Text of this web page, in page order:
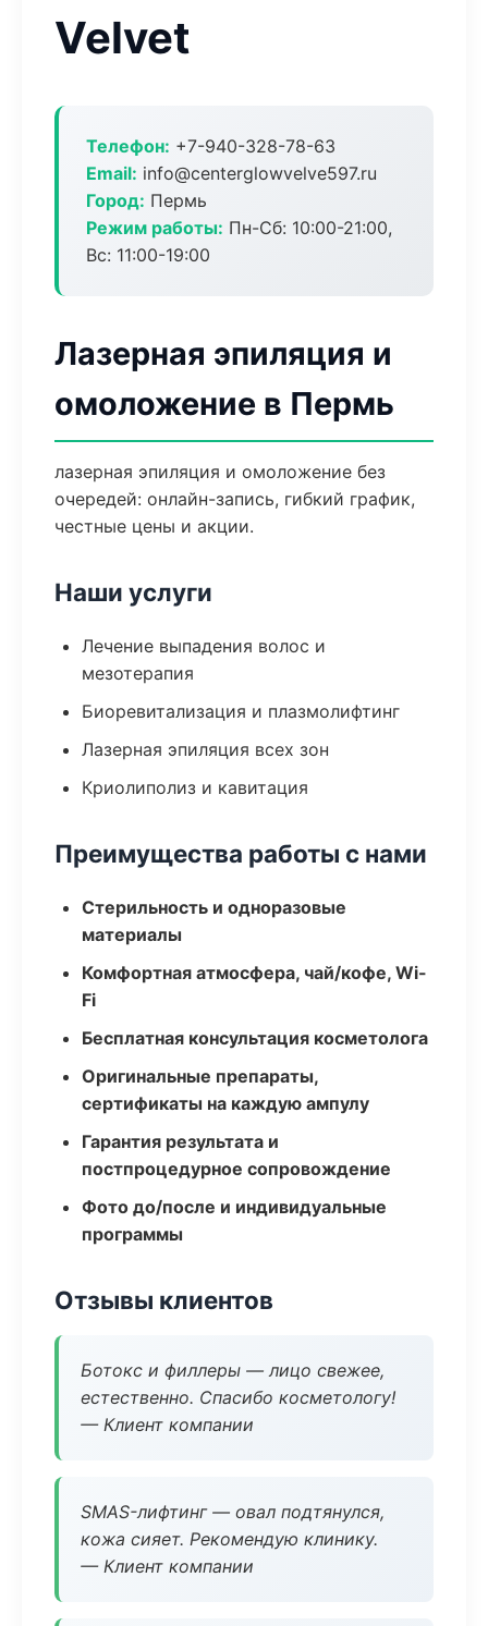
Velvet
Телефон: +7-940-328-78-63
Email: info@centerglowvelve597.ru
Город: Пермь
Режим работы: Пн-Сб: 10:00-21:00,
Вс: 11:00-19:00
Лазерная эпиляция и
омоложение в Пермь
лазерная эпиляция и омоложение без
очередей: онлайн-запись, гибкий график,
честные цены и акции.
Наши услуги
Лечение выпадения волос и
мезотерапия
Биоревитализация и плазмолифтинг
Лазерная эпиляция всех зон
Криолиполиз и кавитация
Преимущества работы с нами
Стерильность и одноразовые
материалы
Комфортная атмосфера, чай/кофе, Wi-
Fi
Бесплатная консультация косметолога
Оригинальные препараты,
сертификаты на каждую ампулу
Гарантия результата и
постпроцедурное сопровождение
Фото до/после и индивидуальные
программы
Отзывы клиентов
Ботокс и филлеры — лицо свежее,
естественно. Спасибо косметологу!
— Клиент компании
SMAS-лифтинг — овал подтянулся,
кожа сияет. Рекомендую клинику.
— Клиент компании